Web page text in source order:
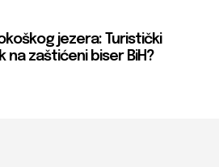
jezera: Turistički
na zaštićeni biser BiH?